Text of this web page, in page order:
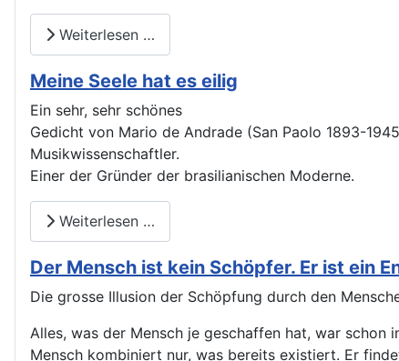
Weiterlesen …
Meine Seele hat es eilig
Ein sehr, sehr schönes
Gedicht von Mario de Andrade (San Paolo 1893-
Musikwissenschaftler.
Einer der Gründer der brasilianischen Moderne.
Weiterlesen …
Der Mensch ist kein Schöpfer. Er ist ein
Die grosse Illusion der Schöpfung durch den
Alles, was der Mensch je geschaffen hat, war
Mensch kombiniert nur, was bereits existiert. Er